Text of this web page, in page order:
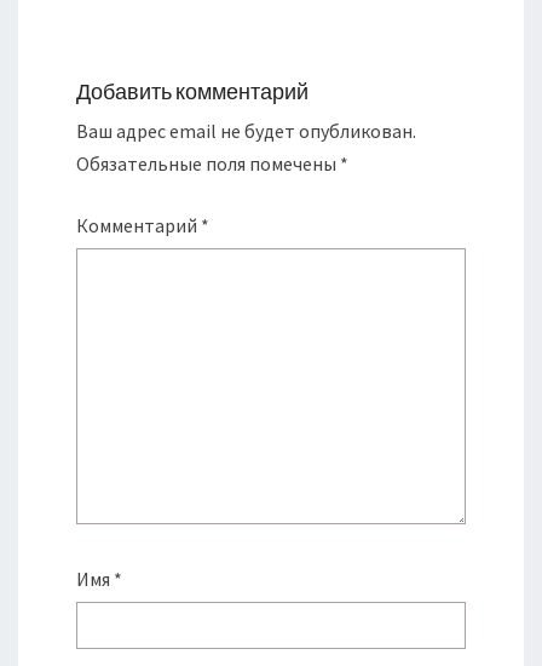
Добавить комментарий
Ваш адрес email не будет опубликован.
Обязательные поля помечены *
Комментарий *
Имя *